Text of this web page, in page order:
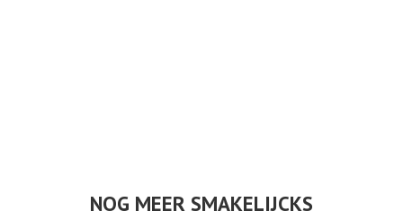
NOG MEER SMAKELIJCKS